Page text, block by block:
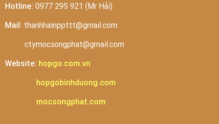
Hotline: 0977 295 921 (Mr Hải)
Mail: thanhhainppttt@gmail.com
ctymocsongphat@gmail.com
Website: hopgo.com.vn
hopgobinhduong.com
mocsongphat.com